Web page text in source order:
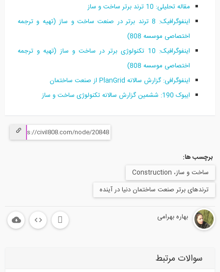
مقاله تحلیلی: 10 ترند برتر ساخت‌ و ساز
اینفوگرافیک: 8 ترند برتر در صنعت ساخت و ساز (تهیه و ترجمه
اختصاصی موسسه 808)
اینفوگرافیک: 10 تکنولوژی برتر در ساخت و ساز (تهیه و ترجمه
اختصاصی موسسه 808)
اینفوگرافی: گزارش سالانه PlanGrid از صنعت ساختمان
ایبوک 190: ششمین گزارش سالانه تکنولوژی ساخت و ساز
برچسب ها:
ساخت و ساز، Construction
ترندهای برتر صنعت ساختمان دنیا در آینده
بهاره بهرامی
سوالات مرتبط